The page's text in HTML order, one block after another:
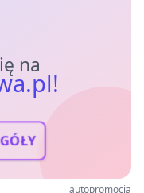
na
autopromocja